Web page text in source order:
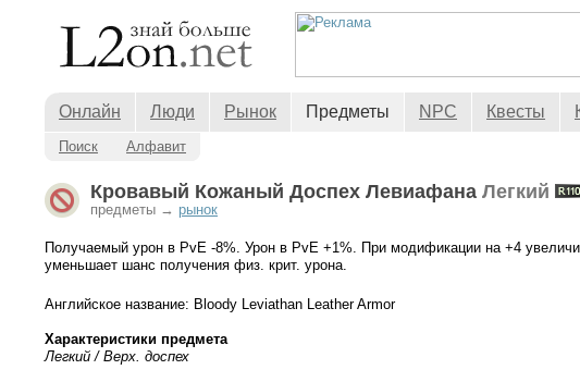
Онлайн Люди Рынок Предметы NPC Квесты
Поиск Алфавит
Кровавый Кожаный Доспех Левиафана Легкий
предметы → рынок
Получаемый урон в PvE -8%. Урон в PvE +1%. При модификации на +4
уменьшает шанс получения физ. крит. урона.
Английское название: Bloody Leviathan Leather Armor
Характеристики предмета
Легкий / Верх. доспех